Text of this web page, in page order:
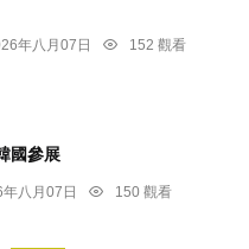
年八月07日
152 觀看
國參展
八月07日
150 觀看